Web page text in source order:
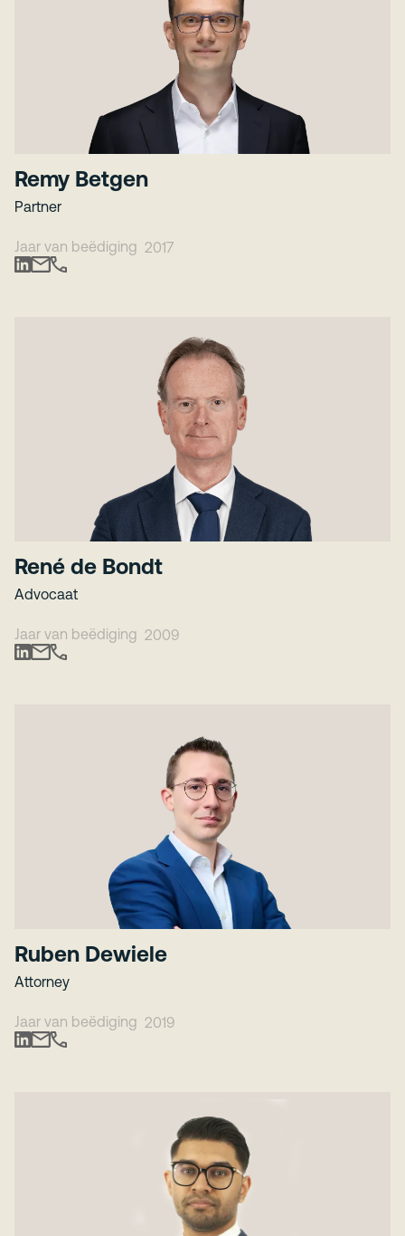
Remy Betgen
Partner
Jaar van beëdiging 2017
René de Bondt
Advocaat
Jaar van beëdiging 2009
Ruben Dewiele
Attorney
Jaar van beëdiging 2019